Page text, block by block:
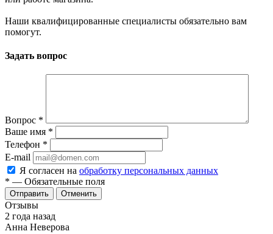
Наши квалифицированные специалисты обязательно вам
помогут.
Задать вопрос
Вопрос *
Ваше имя *
Телефон *
E-mail
Я согласен на обработку персональных данных
* — Обязательные поля
Отменить
Отзывы
2 года назад
Анна Неверова